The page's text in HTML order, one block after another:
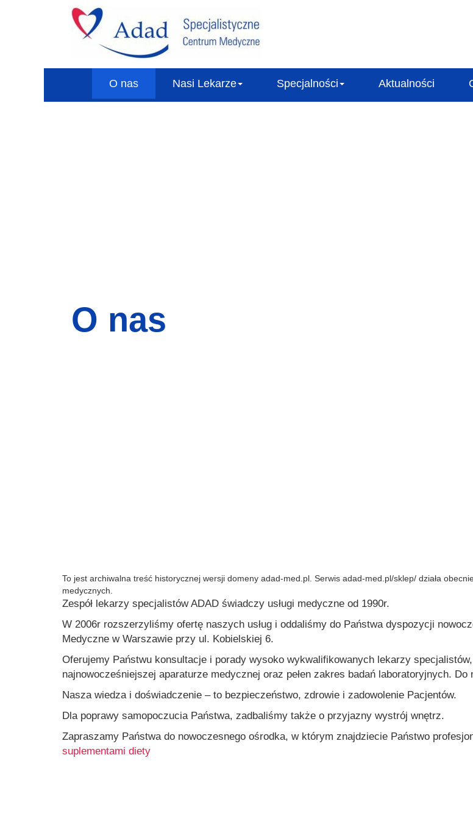
O nas Nasi Lekarze Specjalności Aktualności
O nas
To jest archiwalna treść historycznej wersji domeny adad-med.pl. Serwis adad-med.pl/sklep/ działa
medycznych.
Zespół lekarzy specjalistów ADAD świadczy usługi medyczne od 1990r.
W 2006r rozszerzyliśmy ofertę naszych usług i oddaliśmy do Państwa dyspozycji
Medyczne w Warszawie przy ul. Kobielskiej 6.
Oferujemy Państwu konsultacje i porady wysoko wykwalifikowanych lekarzy
najnowocześniejszej aparaturze medycznej oraz pełen zakres badań laboratoryjnych.
Nasza wiedza i doświadczenie – to bezpieczeństwo, zdrowie i zadowolenie Pacjentów.
Dla poprawy samopoczucia Państwa, zadbaliśmy także o przyjazny wystrój wnętrz.
Zapraszamy Państwa do nowoczesnego ośrodka, w którym znajdziecie Państwo
suplementami diety